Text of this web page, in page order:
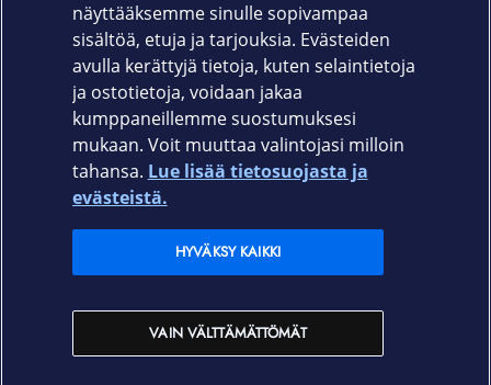
650-3298
Elisa.fi
Elisan myymälät
näyttääksemme sinulle sopivampaa
sisältöä, etuja ja tarjouksia. Evästeiden
avulla kerättyjä tietoja, kuten selaintietoja
ja ostotietoja, voidaan jakaa
kumppaneillemme suostumuksesi
mukaan. Voit muuttaa valintojasi milloin
tahansa. Lue lisää tietosuojasta ja
evästeistä.
VAIN VÄLTTÄMÄTTÖMÄT
HYVÄKSY KAIKKI